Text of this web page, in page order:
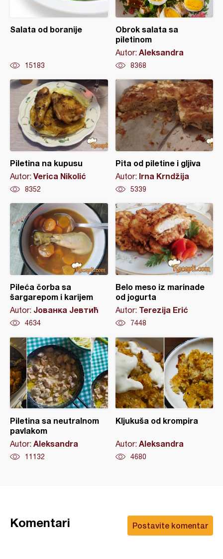
Salata od boranije
15183
Obrok salata sa
piletinom
Autor: Aleksandra
8368
Piletina na kupusu
Autor: Verica Nikolić
8352
Pita od piletine i gljiva
Autor: Irna Krndžija
5339
Pileća čorba sa
šargarepom i karijem
Autor: Јованка Јевтић
4634
Belo meso iz marinade
od jogurta
Autor: Terezija Erić
7448
Piletina sa neutralnom
pavlakom
Autor: Aleksandra
11132
Kljukuša od krompira
Autor: Aleksandra
4680
Postavite komentar
Komentari